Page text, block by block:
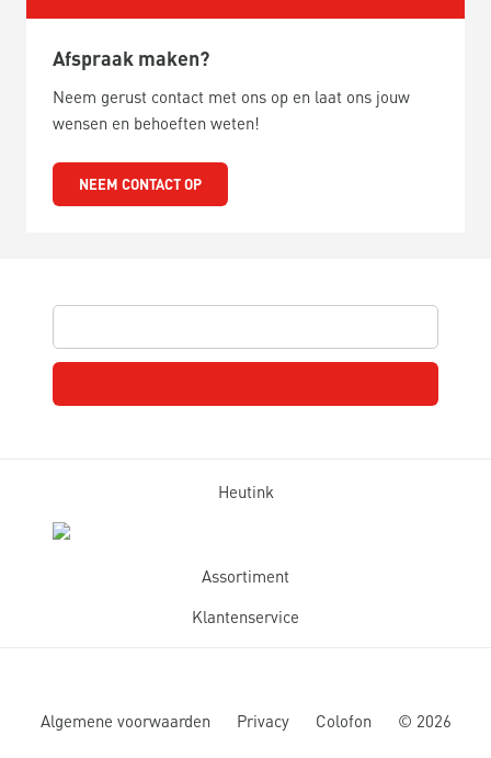
Afspraak maken?
Neem gerust contact met ons op en laat ons jouw
wensen en behoeften weten!
NEEM CONTACT OP
Heutink
Assortiment
Klantenservice
Algemene voorwaarden Privacy Colofon © 2026